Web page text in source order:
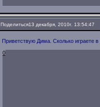
Поделиться13 декабря, 2010г. 13:54:47
Приветствую Дима. Сколько играете
0